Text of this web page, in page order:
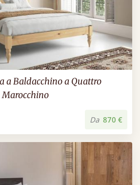
a Baldacchino a Quattro
Da 870 €